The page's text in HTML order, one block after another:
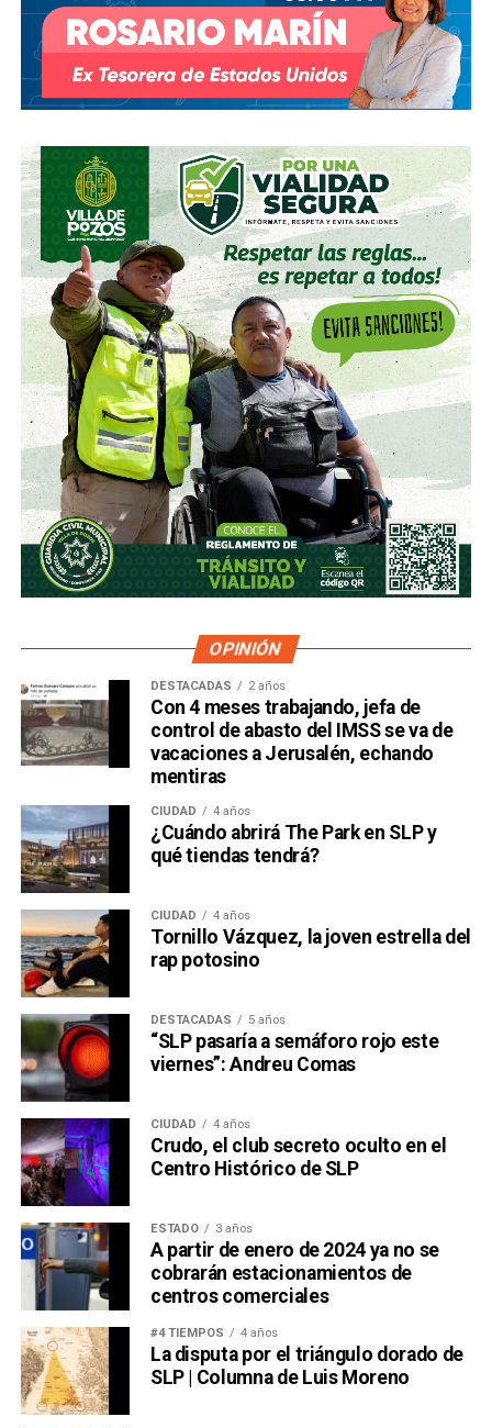
OPINIÓN
DESTACADAS 2 años
Con 4 meses trabajando, jefa de
control de abasto del IMSS se va de
vacaciones a Jerusalén, echando
mentiras
CIUDAD 4 años
¿Cuándo abrirá The Park en SLP y
qué tiendas tendrá?
CIUDAD 4 años
Tornillo Vázquez, la joven estrella del
rap potosino
DESTACADAS 5 años
“SLP pasaría a semáforo rojo este
viernes”: Andreu Comas
CIUDAD 4 años
Crudo, el club secreto oculto en el
Centro Histórico de SLP
ESTADO 3 años
A partir de enero de 2024 ya no se
cobrarán estacionamientos de
centros comerciales
#4 TIEMPOS 4 años
La disputa por el triángulo dorado de
SLP | Columna de Luis Moreno